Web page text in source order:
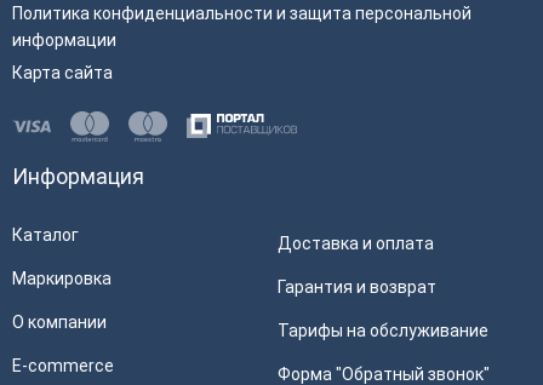
Политика конфиденциальности и защита персональной
информации
Карта сайта
Информация
Каталог
Маркировка
О компании
E-commerce
Доставка и оплата
Гарантия и возврат
Тарифы на обслуживание
Форма "Обратный звонок"